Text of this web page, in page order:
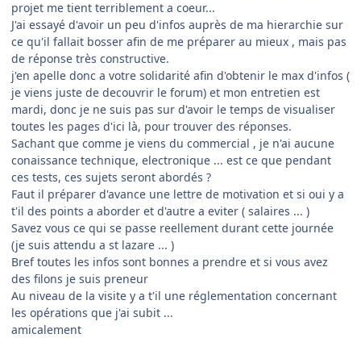
projet me tient terriblement a coeur...
J'ai essayé d'avoir un peu d'infos auprès de ma hierarchie sur
ce qu'il fallait bosser afin de me préparer au mieux , mais pas
de réponse très constructive.
j'en apelle donc a votre solidarité afin d'obtenir le max d'infos (
je viens juste de decouvrir le forum) et mon entretien est
mardi, donc je ne suis pas sur d'avoir le temps de visualiser
toutes les pages d'ici là, pour trouver des réponses.
Sachant que comme je viens du commercial , je n'ai aucune
conaissance technique, electronique ... est ce que pendant
ces tests, ces sujets seront abordés ?
Faut il préparer d'avance une lettre de motivation et si oui y a
t'il des points a aborder et d'autre a eviter ( salaires ... )
Savez vous ce qui se passe reellement durant cette journée
(je suis attendu a st lazare ... )
Bref toutes les infos sont bonnes a prendre et si vous avez
des filons je suis preneur
Au niveau de la visite y a t'il une réglementation concernant
les opérations que j'ai subit ...
amicalement